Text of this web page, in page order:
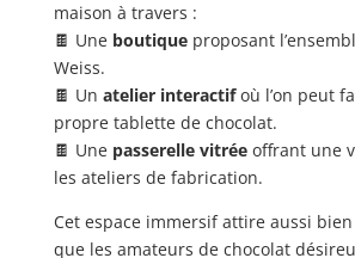
maison à travers :
🍫 Une boutiqueproposant
Weiss.
🍫 Un atelier interactifoù l’on peut
propre tablette de chocolat.
🍫 Une passerelle vitréeoffrant une
les ateliers de fabrication.
Cet espace immersif attire aussi
que les amateurs de chocolat